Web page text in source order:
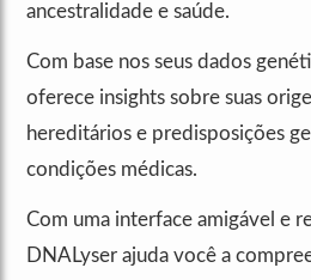
ancestralidade e saúde.
Com base nos seus dados
oferece insights sobre suas
hereditários e predisposições
condições médicas.
Com uma interface amigável e
DNALyser ajuda você a